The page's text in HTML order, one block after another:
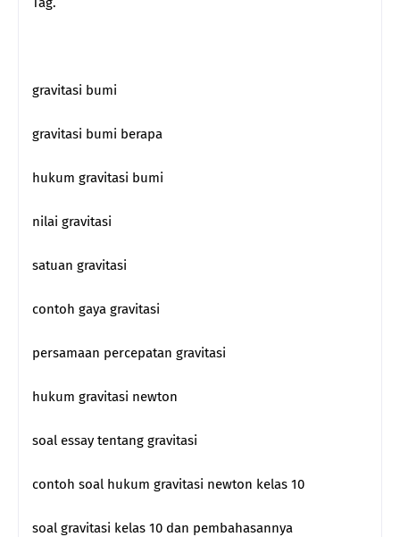
gravitasi bumi
gravitasi bumi berapa
hukum gravitasi bumi
nilai gravitasi
satuan gravitasi
contoh gaya gravitasi
persamaan percepatan gravitasi
hukum gravitasi newton
soal essay tentang gravitasi
contoh soal hukum gravitasi newton kelas 10
soal gravitasi kelas 10 dan pembahasannya